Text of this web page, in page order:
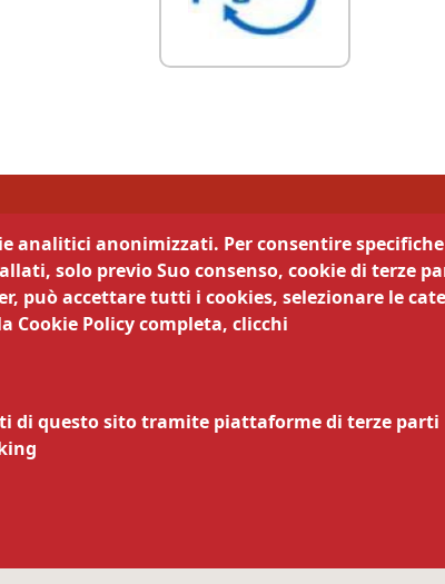
Trento
trasparente
della pubblicazione
della protezione dei
Segui la nostra
analitici anonimizzati. Per consentire
solo previo Suo consenso, cookie di terze
può accettare tutti i cookies, selezionare le
Cookie Policy completa, clicchi
di questo sito tramite piattaforme di terze parti